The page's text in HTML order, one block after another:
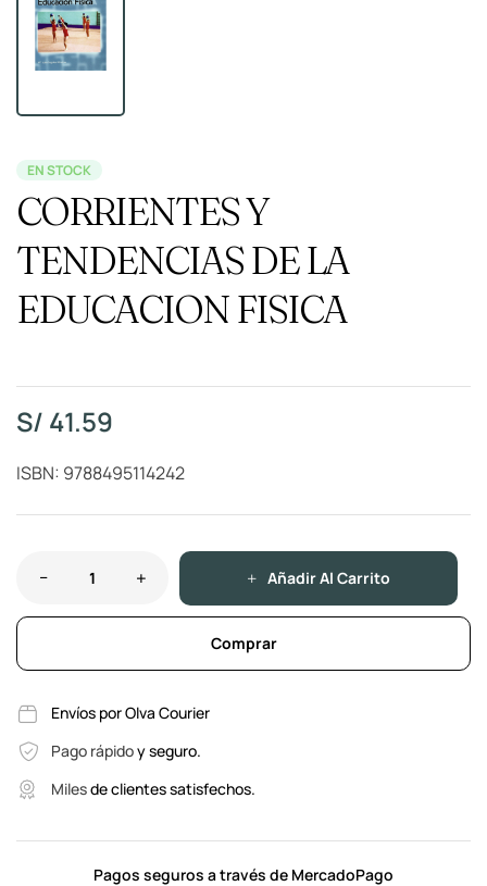
EN STOCK
CORRIENTES Y
TENDENCIAS DE LA
EDUCACION FISICA
S/ 41.59
ISBN: 9788495114242
Añadir Al Carrito
Comprar
Envíos por Olva Courier
Pago rápidoy seguro.
Milesde clientes satisfechos.
Pagos seguros a través de MercadoPago